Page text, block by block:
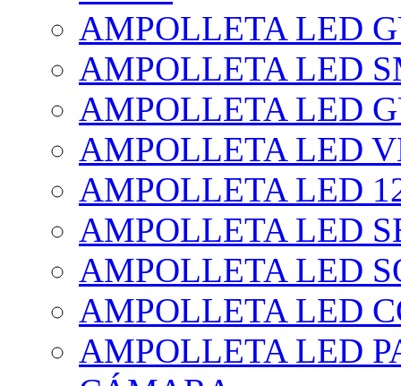
AMPOLLETA LED
AMPOLLETA LED
AMPOLLETA LED
AMPOLLETA LED
AMPOLLETA LED
AMPOLLETA LED
AMPOLLETA LED
AMPOLLETA LED
AMPOLLETA LED